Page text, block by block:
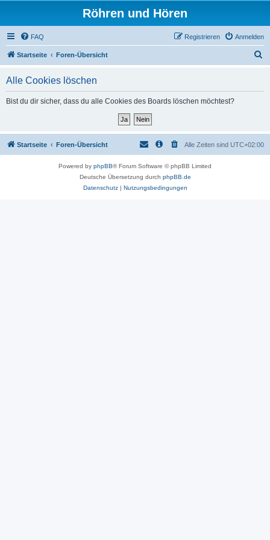
Röhren und Hören
FAQ Anmelden
Registrieren
Startseite Foren-Übersicht
Alle Cookies löschen
Bist du dir sicher, dass du alle Cookies des Boards löschen möchtest?
Startseite Foren-Übersicht Alle Zeiten sind UTC+02:00
Powered by phpBB® Forum Software © phpBB Limited
Deutsche Übersetzung durch phpBB.de
Datenschutz| Nutzungsbedingungen